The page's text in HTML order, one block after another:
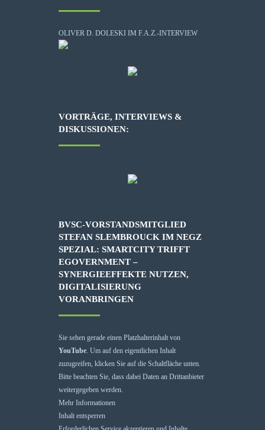
OLIVER D. DOLESKI IM F.A.Z.-INTERVIEW
VORTRÄGE, INTERVIEWS &
DISKUSSIONEN:
BVSC-VORSTANDSMITGLIED
STEFAN SLEMBROUCK IM NEGZ
SPEZIAL: SMARTCITY TRIFFT
EGOVERNMENT –
SYNERGIEEFFEKTE NUTZEN,
DIGITALISIERUNG
VORANBRINGEN
Sie sehen gerade einen Platzhalterinhalt von
YouTube. Um auf den eigentlichen Inhalt
zuzugreifen, klicken Sie auf die Schaltfläche unten.
Bitte beachten Sie, dass dabei Daten an Drittanbieter
weitergegeben werden.
Mehr Informationen
Inhalt entsperren